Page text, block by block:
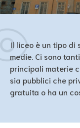
Il liceo è un tipo di
medie. Ci sono
principali materie
sia pubblici che
gratuita o ha un